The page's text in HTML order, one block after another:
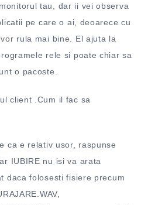
tau, dar ii vei observa
pe care o ai, deoarece cu
rula mai bine. El ajuta la
rele si poate chiar sa
o pacoste.
client .Cum il fac sa
ca e relativ usor, raspunse
IUBIRE nu isi va arata
daca folosesti fisiere precum